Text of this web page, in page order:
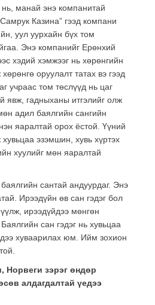
манай энэ компанитай
Казина” гээд компани
уул уурхайн бүх том
Энэ компанийг Ерөнхий
хэдий хэмжээг нь хөрөнгийн
оруулалт татах вэ гээд
учраас том төслүүд нь цаг
явж, гадныханы итгэлийг олж
адил баялгийн сангийн
яаралтай орох ёстой. Үүний
эзэмшин, хувь хүртэх
хуулийг мөн яаралтай
сантай андуурдаг. Энэ
Ирээдүйн өв сан гэдэг бол
ирээдүйдээ мөнгөн
сан гэдэг нь хувьцаа
хуваарилах юм. Ийм зохион
Норвеги зэрэг өндөр
алдагдалтай үедээ